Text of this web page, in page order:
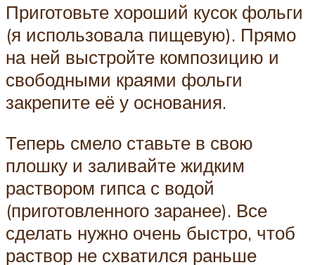
Приготовьте хороший кусок фольги
(я использовала пищевую). Прямо
на ней выстройте композицию и
свободными краями фольги
закрепите её у основания.
Теперь смело ставьте в свою
плошку и заливайте жидким
раствором гипса с водой
(приготовленного заранее). Все
сделать нужно очень быстро, чтоб
раствор не схватился раньше